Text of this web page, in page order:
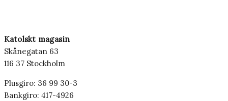
Katolskt magasin
Skånegatan 63
116 37 Stockholm
Plusgiro: 36 99 30-3
Bankgiro: 417-4926